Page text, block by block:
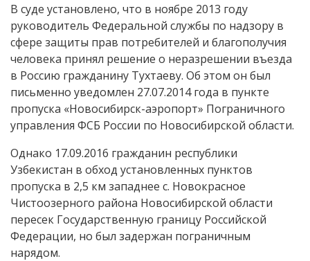
В суде установлено, что в ноябре 2013 году
руководитель Федеральной службы по надзору в
сфере защиты прав потребителей и благополучия
человека принял решение о неразрешении въезда
в Россию гражданину Тухтаеву. Об этом он был
письменно уведомлен 27.07.2014 года в пункте
пропуска «Новосибирск-аэропорт» Пограничного
управления ФСБ России по Новосибирской области.
Однако 17.09.2016 гражданин республики
Узбекистан в обход установленных пунктов
пропуска в 2,5 км западнее с. Новокрасное
Чистоозерного района Новосибирской области
пересек Государственную границу Российской
Федерации, но был задержан пограничным
нарядом.